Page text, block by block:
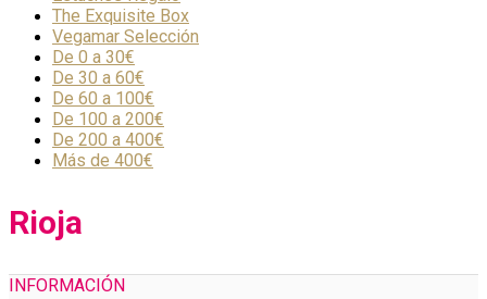
The Exquisite Box
Vegamar Selección
De 0 a 30€
De 30 a 60€
De 60 a 100€
De 100 a 200€
De 200 a 400€
Más de 400€
Rioja
INFORMACIÓN